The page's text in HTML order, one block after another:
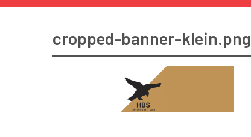
cropped-banner-klein.png